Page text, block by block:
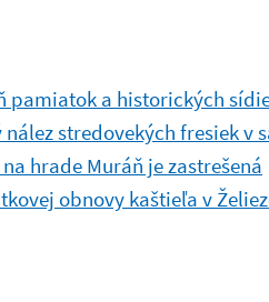
pamiatok a historických
stredovekých fresiek v
hrade Muráň je zastrešená
obnovy kaštieľa v